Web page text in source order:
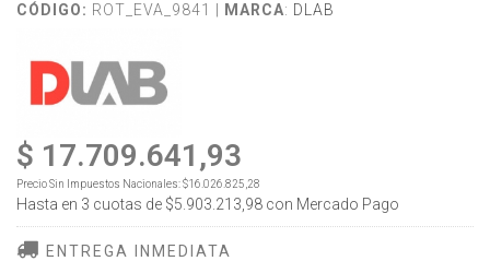
CÓDIGO: ROT_EVA_9841 | MARCA: DLAB
$ 17.709.641,93
Precio Sin Impuestos Nacionales:$16.026.825,28
Hasta en 3 cuotas de $5.903.213,98 con Mercado Pago
ENTREGA INMEDIATA